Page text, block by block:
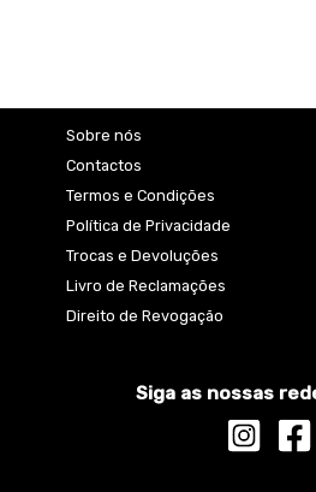
Sobre nós
Contactos
Termos e Condições
Política de Privacidade
Trocas e Devoluções
Livro de Reclamações
Direito de Revogação
Siga as nossas